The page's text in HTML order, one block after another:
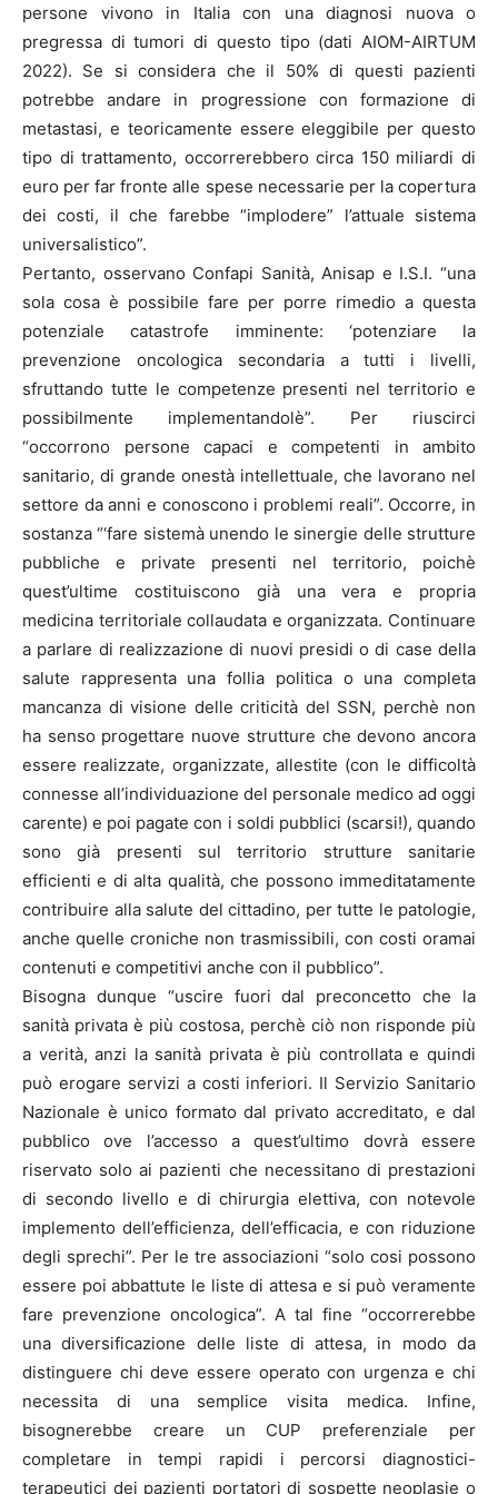
persone vivono in Italia con una diagnosi nuova o
pregressa di tumori di questo tipo (dati AIOM-AIRTUM
2022). Se si considera che il 50% di questi pazienti
potrebbe andare in progressione con formazione di
metastasi, e teoricamente essere eleggibile per questo
tipo di trattamento, occorrerebbero circa 150 miliardi di
euro per far fronte alle spese necessarie per la copertura
dei costi, il che farebbe “implodere” l’attuale sistema
universalistico”.
Pertanto, osservano Confapi Sanità, Anisap e I.S.I. “una
sola cosa è possibile fare per porre rimedio a questa
potenziale catastrofe imminente: ‘potenziare la
prevenzione oncologica secondaria a tutti i livelli,
sfruttando tutte le competenze presenti nel territorio e
possibilmente implementandolè”. Per riuscirci
“occorrono persone capaci e competenti in ambito
sanitario, di grande onestà intellettuale, che lavorano nel
settore da anni e conoscono i problemi reali”. Occorre, in
sostanza “‘fare sistemà unendo le sinergie delle strutture
pubbliche e private presenti nel territorio, poichè
quest’ultime costituiscono già una vera e propria
medicina territoriale collaudata e organizzata. Continuare
a parlare di realizzazione di nuovi presidi o di case della
salute rappresenta una follia politica o una completa
mancanza di visione delle criticità del SSN, perchè non
ha senso progettare nuove strutture che devono ancora
essere realizzate, organizzate, allestite (con le difficoltà
connesse all’individuazione del personale medico ad oggi
carente) e poi pagate con i soldi pubblici (scarsi!), quando
sono già presenti sul territorio strutture sanitarie
efficienti e di alta qualità, che possono immeditatamente
contribuire alla salute del cittadino, per tutte le patologie,
anche quelle croniche non trasmissibili, con costi oramai
contenuti e competitivi anche con il pubblico”.
Bisogna dunque “uscire fuori dal preconcetto che la
sanità privata è più costosa, perchè ciò non risponde più
a verità, anzi la sanità privata è più controllata e quindi
può erogare servizi a costi inferiori. Il Servizio Sanitario
Nazionale è unico formato dal privato accreditato, e dal
pubblico ove l’accesso a quest’ultimo dovrà essere
riservato solo ai pazienti che necessitano di prestazioni
di secondo livello e di chirurgia elettiva, con notevole
implemento dell’efficienza, dell’efficacia, e con riduzione
degli sprechi”. Per le tre associazioni “solo cosi possono
essere poi abbattute le liste di attesa e si può veramente
fare prevenzione oncologica”. A tal fine “occorrerebbe
una diversificazione delle liste di attesa, in modo da
distinguere chi deve essere operato con urgenza e chi
necessita di una semplice visita medica. Infine,
bisognerebbe creare un CUP preferenziale per
completare in tempi rapidi i percorsi diagnostici-
terapeutici dei pazienti portatori di sospette neoplasie o